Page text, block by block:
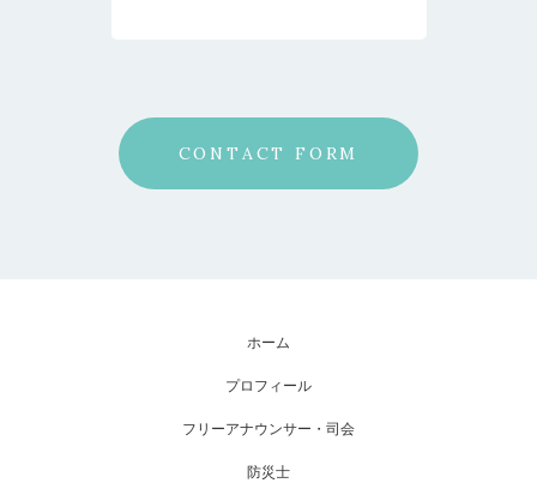
CONTACT FORM
ホーム
プロフィール
フリーアナウンサー・司会
防災士